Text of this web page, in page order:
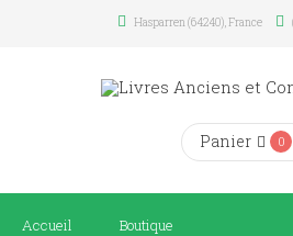
Hasparren (64240), France
Panier 0
Accueil Boutique